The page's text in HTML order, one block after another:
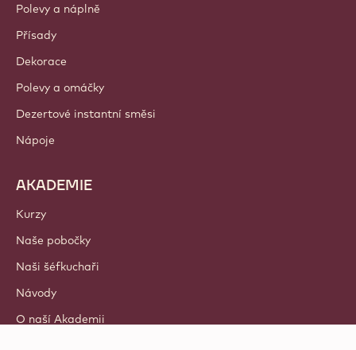
Polevy a náplně
Přísady
Dekorace
Polevy a omáčky
Dezertové instantní směsi
Nápoje
AKADEMIE
Kurzy
Naše pobočky
Naši šéfkuchaři
Návody
O naší Akademii